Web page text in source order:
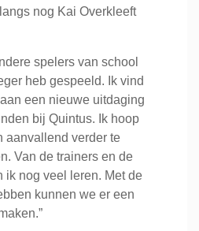
nog Kai Overkleeft
spelers van school
heb gespeeld. Ik vind
een nieuwe uitdaging
bij Quintus. Ik hoop
aanvallend verder te
Van de trainers en de
ik nog veel leren. Met de
kunnen we er een